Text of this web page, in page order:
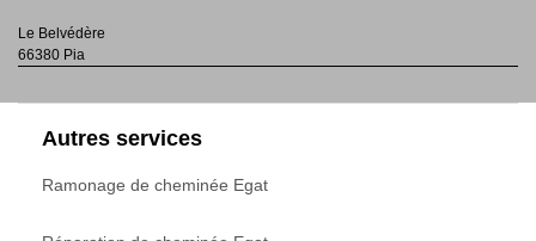
Le Belvédère
66380 Pia
Autres services
Ramonage de cheminée Egat